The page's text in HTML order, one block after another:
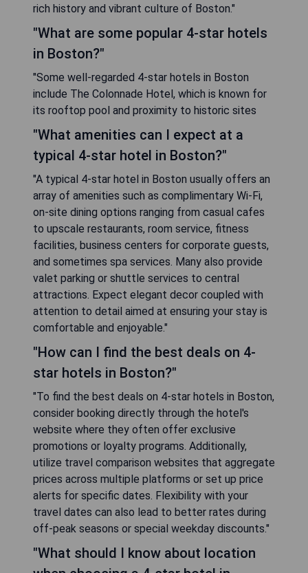
rich history and vibrant culture of Boston."
"What are some popular 4-star hotels
in Boston?"
"Some well-regarded 4-star hotels in Boston
include The Colonnade Hotel, which is known for
its rooftop pool and proximity to historic sites
"What amenities can I expect at a
typical 4-star hotel in Boston?"
"A typical 4-star hotel in Boston usually offers an
array of amenities such as complimentary Wi-Fi,
on-site dining options ranging from casual cafes
to upscale restaurants, room service, fitness
facilities, business centers for corporate guests,
and sometimes spa services. Many also provide
valet parking or shuttle services to central
attractions. Expect elegant decor coupled with
attention to detail aimed at ensuring your stay is
comfortable and enjoyable."
"How can I find the best deals on 4-
star hotels in Boston?"
"To find the best deals on 4-star hotels in Boston,
consider booking directly through the hotel's
website where they often offer exclusive
promotions or loyalty programs. Additionally,
utilize travel comparison websites that aggregate
prices across multiple platforms or set up price
alerts for specific dates. Flexibility with your
travel dates can also lead to better rates during
off-peak seasons or special weekday discounts."
"What should I know about location